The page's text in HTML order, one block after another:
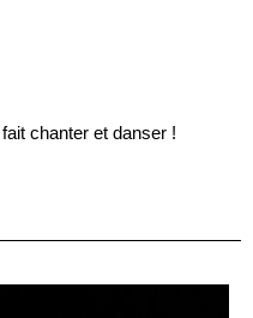
chanter et danser !